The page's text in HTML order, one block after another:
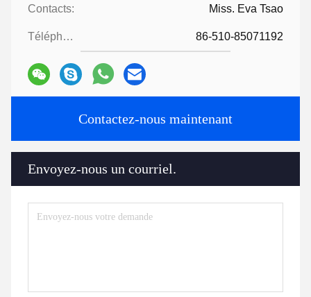
Contacts: Miss. Eva Tsao
Téléphone: 86-510-85071192
Contactez-nous maintenant
Envoyez-nous un courriel.